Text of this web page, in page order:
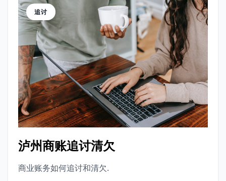
追讨
泸州商账追讨清欠
商业账务如何追讨和清欠.